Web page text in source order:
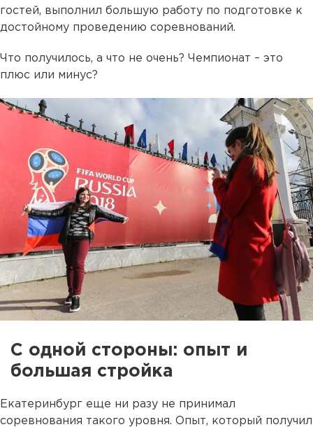
гостей, выполнил большую работу по подготовке к
достойному проведению соревнований.
Что получилось, а что не очень? Чемпионат – это
плюс или минус?
С одной стороны: опыт и
большая стройка
Екатеринбург еще ни разу не принимал
соревнования такого уровня. Опыт, который получил